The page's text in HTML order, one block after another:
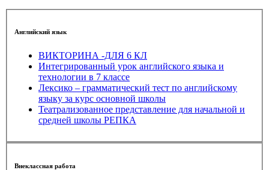
Английский язык
ВИКТОРИНА -ДЛЯ 6 КЛ
Интегрированный урок английского языка и
технологии в 7 классе
Лексико – грамматический тест по английскому
языку за курс основной школы
Театрализованное представление для начальной и
средней школы РЕПКА
Внеклассная работа